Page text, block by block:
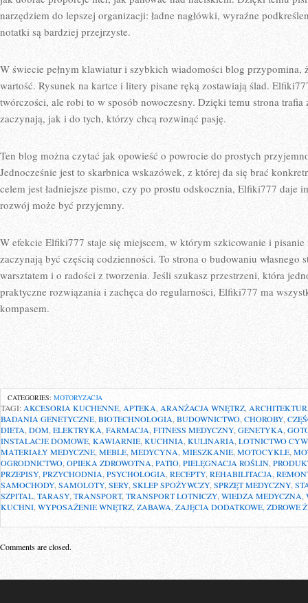
narzędziem do lepszej organizacji: ładne nagłówki, wyraźne
notatki są bardziej przejrzyste.
W świecie pełnym klawiatur i szybkich wiadomości blog przypomina,
wartość. Rysunek na kartce i litery pisane ręką zostawiają ślad.
twórczości, ale robi to w sposób nowoczesny. Dzięki temu strona
zaczynają, jak i do tych, którzy chcą rozwinąć pasję.
Ten blog można czytać jak opowieść o powrocie do prostych
Jednocześnie jest to skarbnica wskazówek, z której da się brać
celem jest ładniejsze pismo, czy po prostu odskocznia, Elfiki777 daje
rozwój może być przyjemny.
W efekcie Elfiki777 staje się miejscem, w którym szkicowanie i pisanie
zaczynają być częścią codzienności. To strona o budowaniu
warsztatem i o radości z tworzenia. Jeśli szukasz przestrzeni, która
praktyczne rozwiązania i zachęca do regularności, Elfiki777 ma
kompasem.
CATEGORIES: MOTORYZACJA
TAGI: AKCESORIA KUCHENNE APTEKA ARANŻACJA WNĘTRZ,
BADANIA GENETYCZNE BIOTECHNOLOGIA, BUDOWNICTWO, CHOROBY,
DIETA DOM ELEKTRYKA FARMACJA, FITNESS MEDYCZNY, GENETYKA
INSTALACJE DOMOWE KAWIARNIE, KUCHNIA KULINARIA, LOTNICTWO
MATERIAŁY MEDYCZNE, MEBLE, MEDYCYNA, MIESZKANIE MOTOCYKLE,
OGRODNICTWO OPIEKA ZDROWOTNA, PATIO PIELĘGNACJA ROŚLIN,
PRZEPISY, PRZYCHODNIA PSYCHOLOGIA, RECEPTY, REHABILITACJA,
SAMOCHODY, SAMOLOTY, SERY, SKLEP SPOŻYWCZY, SPRZĘT MEDYCZNY,
SZPITAL, TARASY, TRANSPORT, TRANSPORT LOTNICZY, WIEDZA MEDYCZNA
KUCHNI, WYPOSAŻENIE WNĘTRZ ZABAWA, ZAJĘCIA DODATKOWE ZDROWE
Comments are closed.